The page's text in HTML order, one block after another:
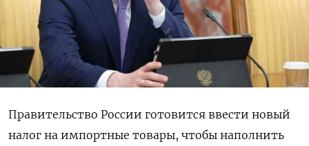
Правительство России готовится ввести новый
налог на импортные товары, чтобы наполнить